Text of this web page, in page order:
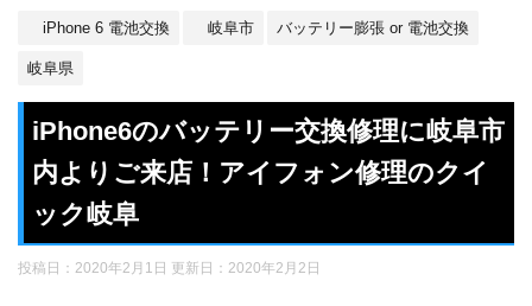
iPhone 6 電池交換 岐阜市 バッテリー膨張 or 電池交換
岐阜県
iPhone6のバッテリー交換修理に岐阜市
内よりご来店！アイフォン修理のクイ
ック岐阜
投稿日：2020年2月1日 更新日： 2020年2月2日